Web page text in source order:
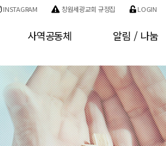
INSTAGRAM 창원세광교회 규정집 LOGIN
사역공동체
사역소개
기관소개
구역소개
알림 / 나눔
공지사항
자유게시판
사진게시판
개인정보처리방침